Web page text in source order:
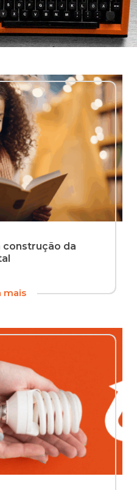
construção da
mais